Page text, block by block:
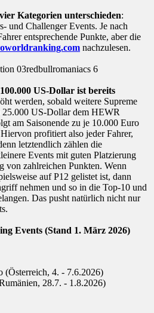
Kategorien unterschieden:
und Challenger Events. Je nach
entsprechende Punkte, aber die
nachzulesen.
US-Dollar ist bereits
werden, sobald weitere Supreme
US-Dollar dem HEWR
am Saisonende zu je 10.000 Euro
profitiert also jeder Fahrer,
letztendlich zählen die
Events mit guten Platzierung
von zahlreichen Punkten. Wenn
auf P12 gelistet ist, dann
nehmen und so in die Top-10 und
Das pusht natürlich nicht nur
Events (Stand 1. März 2026)
(Österreich, 4. - 7.6.2026)
28.7. - 1.8.2026)